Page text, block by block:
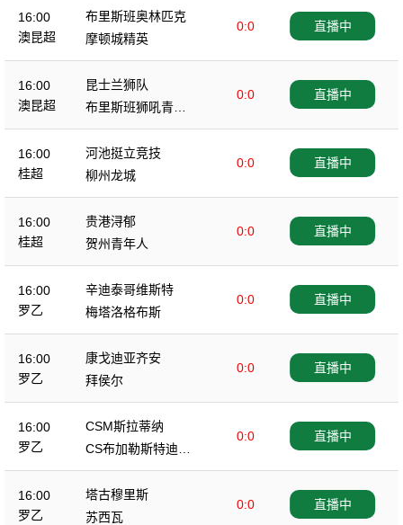
16:00
澳昆超
布里斯班奥林匹克
0:0
摩顿城精英
直播中
16:00
澳昆超
昆士兰狮队
0:0
布里斯班狮吼青年
队
直播中
16:00
桂超
河池挺立竞技
0:0
柳州龙城
直播中
16:00
桂超
贵港浔郁
0:0
贺州青年人
直播中
16:00
罗乙
辛迪泰哥维斯特
0:0
梅塔洛格布斯
直播中
16:00
罗乙
康戈迪亚齐安
0:0
拜侯尔
直播中
16:00
罗乙
CSM斯拉蒂纳
0:0
CS布加勒斯特迪纳
摩
直播中
16:00
罗乙
塔古穆里斯
0:0
苏西瓦
直播中